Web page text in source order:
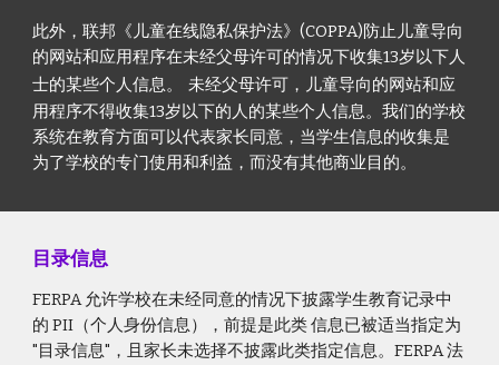
此外，联邦《儿童在线隐私保护法》(COPPA)防止儿童导向
的网站和应用程序在未经父母许可的情况下收集13岁以下人
士的某些个人信息。
未经父母许可，儿童导向的网站和应
用程序不得收集13岁以下的人的某些个人信息。我们的学校
系统在教育方面可以代表家长同意，当学生信息的收集是
为了学校的专门使用和利益，而没有其他商业目的。
目录信息
FERPA 允许学校在未经同意的情况下披露学生教育记录中
的 PII（个人身份信息），前提是此类 信息已被适当指定为
"目录信息"，且家长未选择不披露此类指定信息。FERPA 法